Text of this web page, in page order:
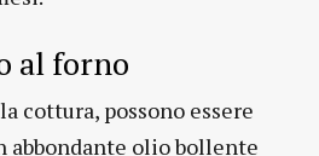
al forno
cottura, possono essere
abbondante olio bollente